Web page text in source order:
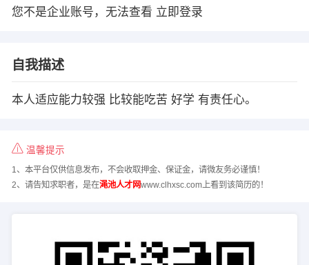
您不是企业账号，无法查看 立即登录
自我描述
本人适应能力较强 比较能吃苦 好学 有责任心。
温馨提示
1、本平台仅供信息发布，不会收取押金、保证金，请微友务必谨慎！
2、请告知求职者，是在渑池人才网www.clhxsc.com上看到该简历的！